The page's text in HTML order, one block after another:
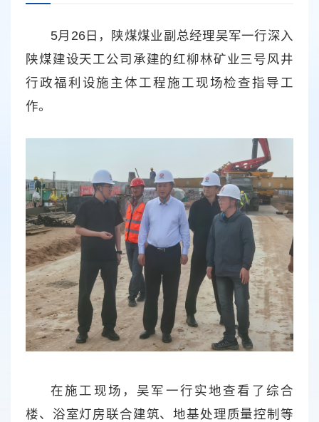
5月26日，陕煤煤业副总经理吴军一行深入
陕煤建设天工公司承建的红柳林矿业三号风井
行政福利设施主体工程施工现场检查指导工
作。
在施工现场，吴军一行实地查看了综合
楼、浴室灯房联合建筑、地基处理质量控制等